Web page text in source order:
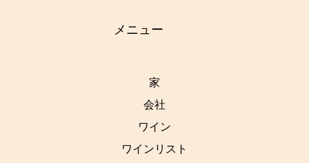
家
会社
ワイン
ワインリスト
メニュー